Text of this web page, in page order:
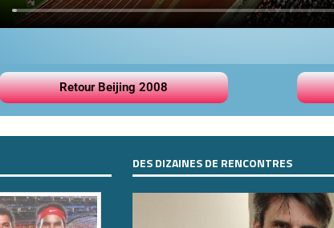
Retour Beijing 2008
DES DIZAINES DE RENCONTRES